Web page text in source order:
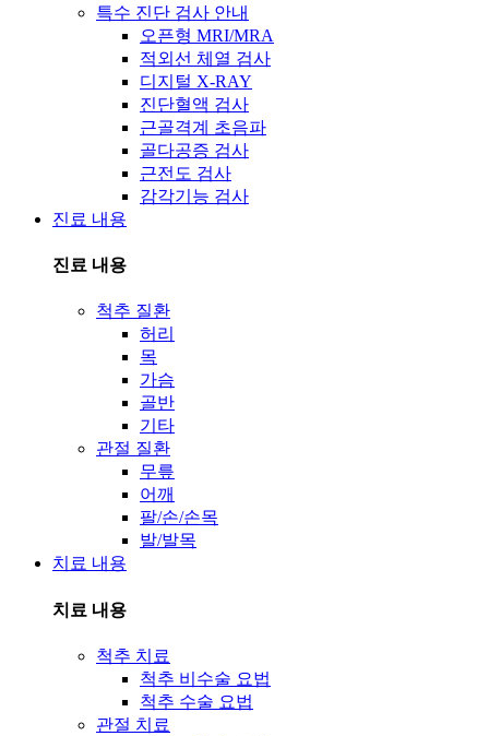
특수 진단 검사 안내
오픈형 MRI/MRA
적외선 체열 검사
디지털 X-RAY
진단혈액 검사
근골격계 초음파
골다공증 검사
근전도 검사
감각기능 검사
진료 내용
진료 내용
척추 질환
허리
목
가슴
골반
기타
관절 질환
무릎
어깨
팔/손/손목
발/발목
치료 내용
치료 내용
척추 치료
척추 비수술 요법
척추 수술 요법
관절 치료